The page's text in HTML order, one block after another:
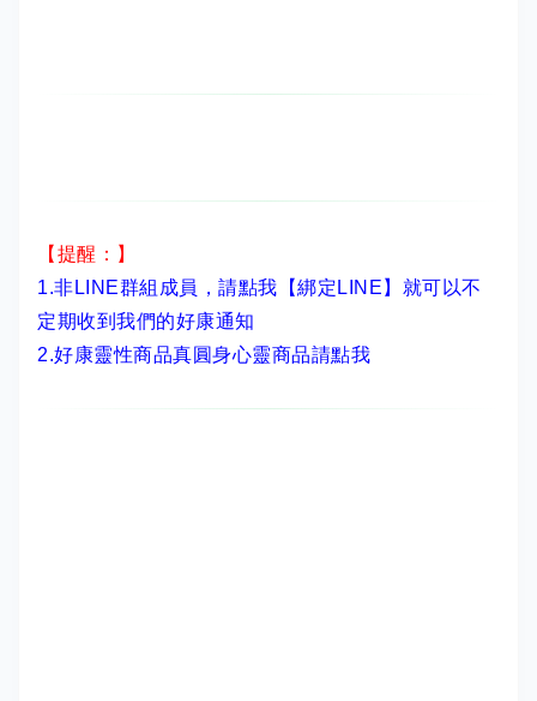
【提醒：】
1.非LINE群組成員， 請點我【綁定LINE】 就可以不
定期收到我們的好康通知
2.好康靈性商品真圓身心靈商品請點我